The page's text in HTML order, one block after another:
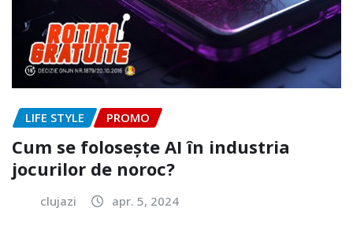
LIFE STYLE PROMO
Cum se folosește AI în industria
jocurilor de noroc?
clujazi apr. 5, 2024